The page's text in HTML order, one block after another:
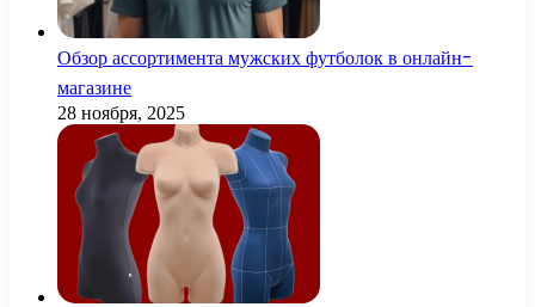
Обзор ассортимента мужских футболок в онлайн-
магазине
28 ноября, 2025